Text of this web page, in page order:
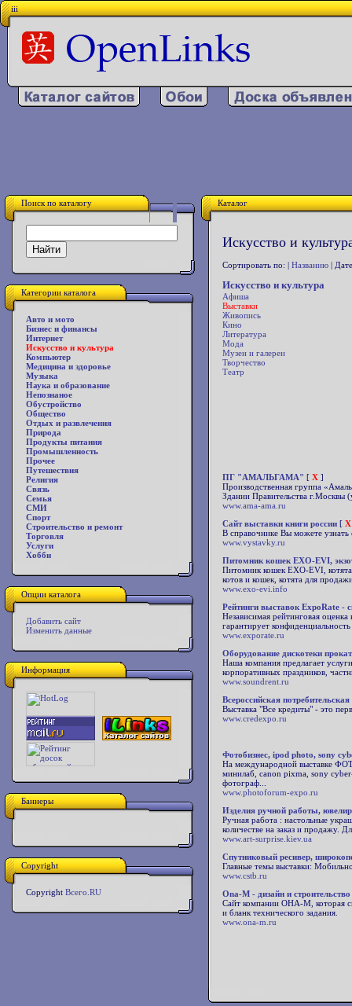
iii
Поиск по каталогу
Категории каталога
Авто и мото
Бизнес и финансы
Интернет
Искусство и культура
Компьютер
Медицина и здоровье
Музыка
Наука и образование
Непознаное
Обустройство
Общество
Отдых и развлечения
Природа
Продукты питания
Промышленность
Прочее
Путешествия
Религия
Связь
Семья
СМИ
Спорт
Строительство и ремонт
Торговля
Услуги
Хобби
Опции каталога
Добавить сайт
Изменить данные
Информация
Баннеры
Copyright
Copyright Всего.RU
Каталог
Искусство и
Сортировать по: | Названию |
Искусство и культура
Афиша
Выставки
Живопись
Кино
Литература
Мода
Музеи и галереи
Творчество
Театр
ПГ "АМАЛЬГАМА" [ X ]
Производственная группа
Здании Правительства
www.ama-ama.ru
Сайт выставки книги россии [ X
В справочнике Вы можете
www.vystavky.ru
Питомник кошек EXO-EVI,
Питомник кошек EXO-EVI,
котов и кошек, котята для
www.exo-evi.info
Рейтинги выставок ExpoRate -
Независимая рейтинговая
гарантирует
www.exporate.ru
Оборудование дискотеки
Наша компания предлагает
корпоративных праздников,
www.soundrent.ru
Всероссийская
Выставка "Все кредиты" - это
www.credexpo.ru
Фотобизнес, ipod photo, sony
На международной выставке
минилаб, canon pixma, sony
фотограф...
www.photoforum-expo.ru
Изделия ручной работы,
Ручная работа : настольные
количестве на заказ и продажу.
www.art-surprise.kiev.ua
Спутниковый ресивер,
Главные темы выставки:
www.cstb.ru
Ona-M - дизайн и строительство
Сайт компании ОНА-М, которая
и бланк технического задания.
www.ona-m.ru